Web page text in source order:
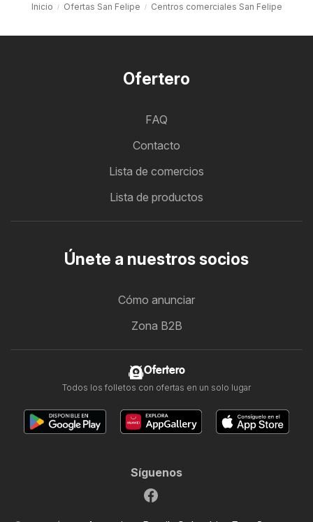
Inicio Ofertas San Felipe Centros comerciales San Felipe
Ofertero
FAQ
Contacto
Lista de comercios
Lista de productos
Únete a nuestros socios
Cómo anunciar
Zona B2B
Ofertero
Todos los folletos con ofertas en un solo lugar
Síguenos